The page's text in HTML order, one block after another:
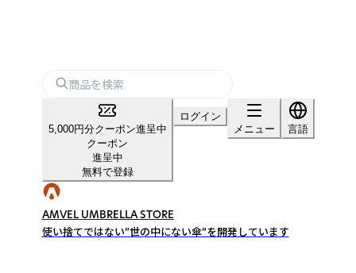
5,000円分クーポン進呈中
クーポン
進呈中
無料で登録
ログイン
メニュー
言語
AMVEL UMBRELLA STORE
使い捨てではない”世の中にない傘”を開発しています